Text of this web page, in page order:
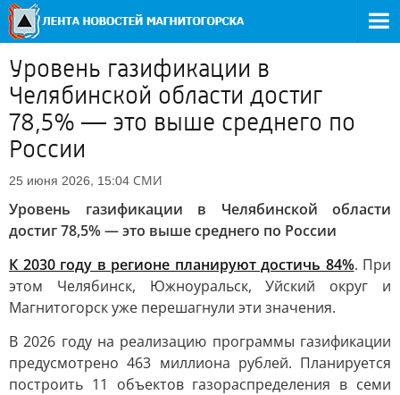
Уровень газификации в
Челябинской области достиг
78,5% — это выше среднего по
России
25 июня 2026, 15:04 СМИ
Уровень газификации в Челябинской области
достиг 78,5% — это выше среднего по России
К 2030 году в регионе планируют достичь 84%. При
этом Челябинск, Южноуральск, Уйский округ и
Магнитогорск уже перешагнули эти значения.
В 2026 году на реализацию программы газификации
предусмотрено 463 миллиона рублей. Планируется
построить 11 объектов газораспределения в семи